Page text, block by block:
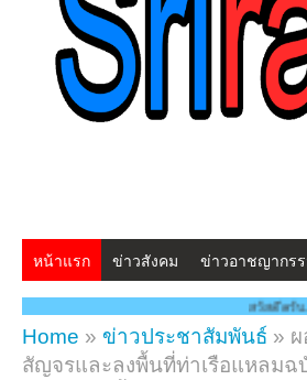
หน้าแรก ข่าวสังคม ข่าวอาชญากร
สวัสดีครับ...พบกับ www.ศรีร
Home » ข่าวประชาสัมพันธ์ »
สัญจรและลงพื้นที่ท่าเรือแหลม